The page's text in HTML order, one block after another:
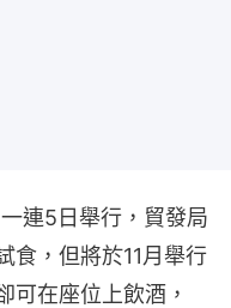
連5日舉行，貿發局
食，但將於11月舉行
可在座位上飲酒，